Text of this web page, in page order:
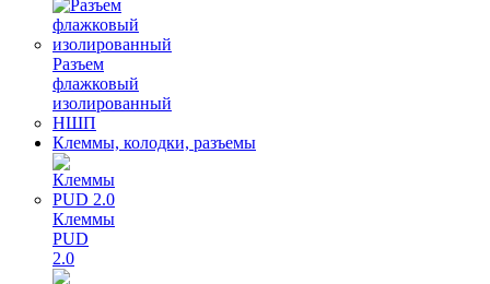
Разъем
флажковый
изолированный
НШП
Клеммы, колодки, разъемы
Клеммы
PUD
2.0